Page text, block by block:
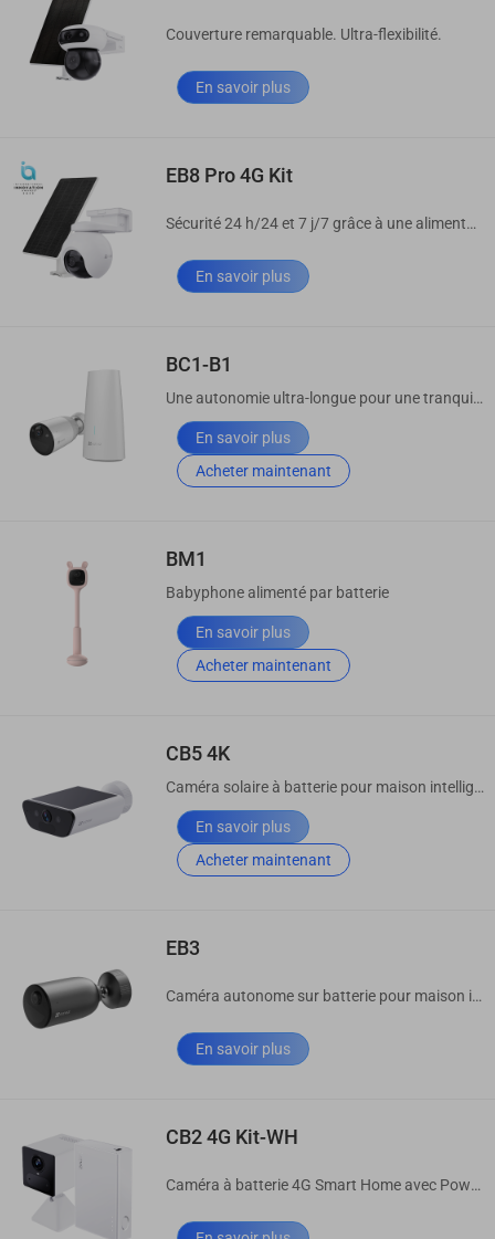
Couverture remarquable. Ultra-flexibilité.
En savoir plus
EB8 Pro 4G Kit
Sécurité 24 h/24 et 7 j/7 grâce à une alimentation et une connectivité flexibles
En savoir plus
BC1-B1
Une autonomie ultra-longue pour une tranquillité d’esprit tout au long de l’année.
En savoir plus
Acheter maintenant
BM1
Babyphone alimenté par batterie
En savoir plus
Acheter maintenant
CB5 4K
Caméra solaire à batterie pour maison intelligente
En savoir plus
Acheter maintenant
EB3
Caméra autonome sur batterie pour maison intelligente
En savoir plus
CB2 4G Kit-WH
Caméra à batterie 4G Smart Home avec Power Partner